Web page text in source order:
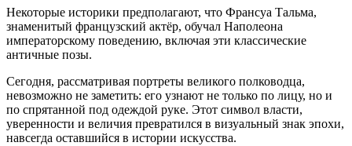
Некоторые историки предполагают, что Франсуа Тальма,
знаменитый французский актёр, обучал Наполеона
императорскому поведению, включая эти классические
античные позы.
Сегодня, рассматривая портреты великого полководца,
невозможно не заметить: его узнают не только по лицу, но и
по спрятанной под одеждой руке. Этот символ власти,
уверенности и величия превратился в визуальный знак эпохи,
навсегда оставшийся в истории искусства.